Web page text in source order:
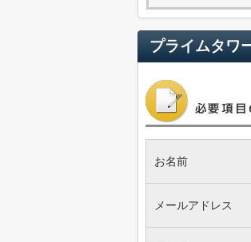
プライムタワ
お名前
メールアドレス